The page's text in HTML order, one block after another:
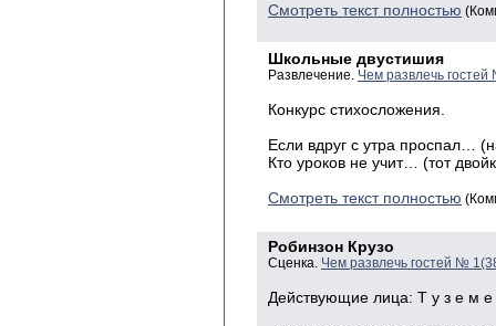
Смотреть текст полностью
Школьные двустишия
Развлечение. Чем развлечь
Конкурс стихосложения.
Если вдруг с утра проспал…
Кто уроков не учит… (тот
Смотреть текст полностью
Робинзон Крузо
Сценка. Чем развлечь гостей №
Действующие лица: Т у з е м